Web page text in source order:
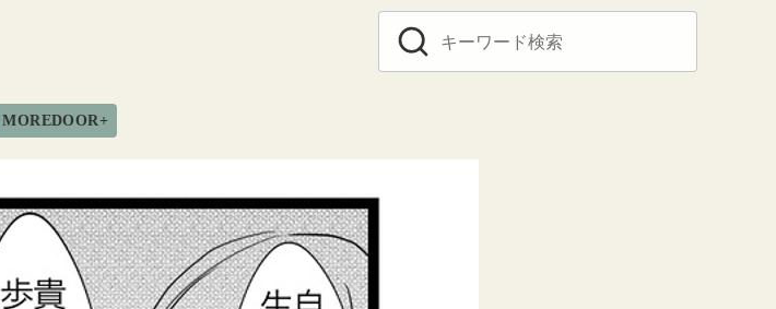
MOREDOOR+